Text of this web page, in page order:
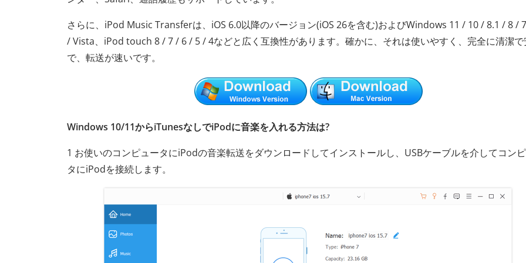
さらに、iPod Music Transferは、iOS 6.0以降のバージョン(iOS 26を含む)およびWindows 11 / 10 / 8.1 / 8 /
/ Vista、iPod touch 8 / 7 / 6 / 5 / 4などと広く互換性があります。確かに、それは使いやすく、完全に清潔で
で、転送が速いです。
Windows 10/11からiTunesなしでiPodに音楽を入れる方法は?
1 お使いのコンピュータにiPodの音楽転送をダウンロードしてインストールし、USBケーブルを介してコン
タにiPodを接続します。